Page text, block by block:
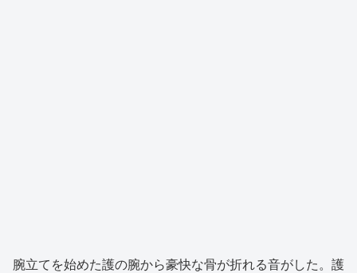
腕立てを始めた護の腕から豪快な骨が折れる音がした。護